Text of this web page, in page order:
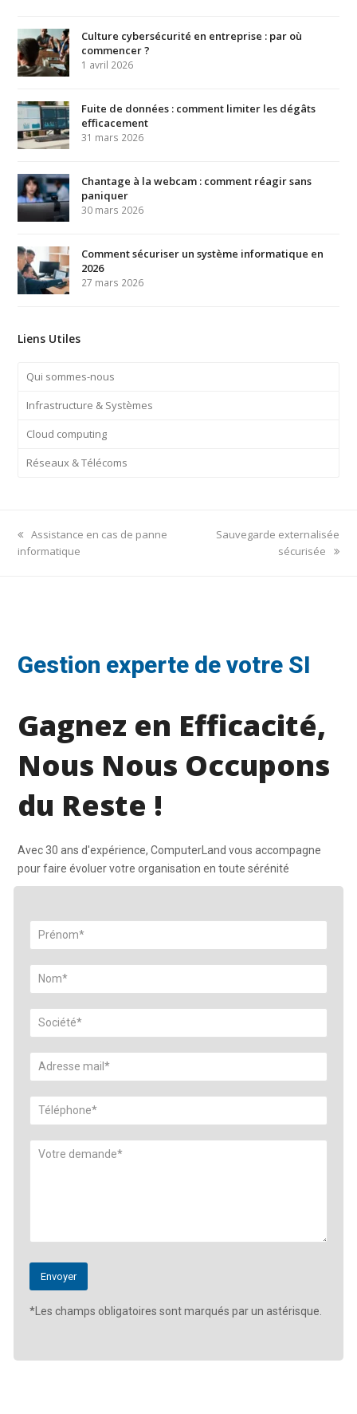
Culture cybersécurité en entreprise : par où
commencer ?
1 avril 2026
Fuite de données : comment limiter les dégâts
efficacement
31 mars 2026
Chantage à la webcam : comment réagir sans
paniquer
30 mars 2026
Comment sécuriser un système informatique en
2026
27 mars 2026
Liens Utiles
Qui sommes-nous
Infrastructure & Systèmes
Cloud computing
Réseaux & Télécoms
previous
post:
Assistance en cas de panne
informatique
next
Sauvegarde externalisée
sécurisée
Gestion experte de votre SI
Gagnez en Efficacité,
Nous Nous Occupons
du Reste !
Avec 30 ans d'expérience, ComputerLand vous accompagne
pour faire évoluer votre organisation en toute sérénité
*Les champs obligatoires sont marqués par un astérisque.